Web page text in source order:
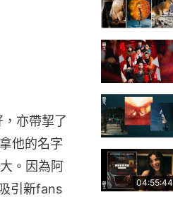
亦帶挈了
他的名字
。因為阿
引新fans
04:55:44